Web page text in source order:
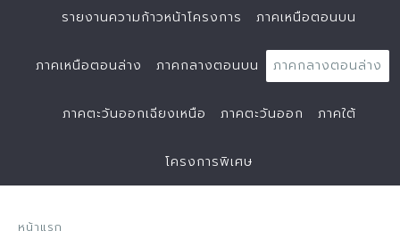
รายงานความก้าวหน้าโครงการ ภาคเหนือตอนบน
ภาคเหนือตอนล่าง ภาคกลางตอนบน ภาคกลางตอนล่าง
ภาคตะวันออกเฉียงเหนือ ภาคตะวันออก ภาคใต้
โครงการพิเศษ
หน้าแรก